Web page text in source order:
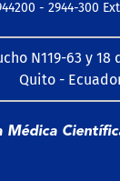
- 2944-300
N119-63 y
Quito -
Médica